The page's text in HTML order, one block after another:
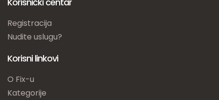
Registracija
Nudite uslugu?
Korisni linkovi
O Fix-u
Kategorije